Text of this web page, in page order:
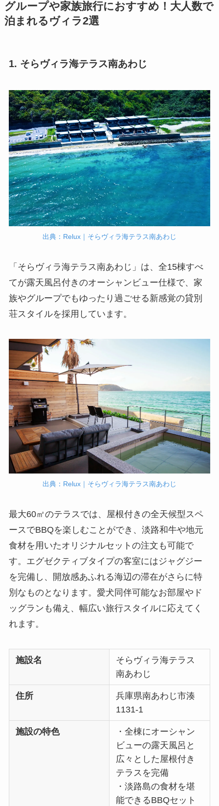
グループや家族旅行におすすめ！大人数で
泊まれるヴィラ2選
1. そらヴィラ海テラス南あわじ
出典：Relux｜そらヴィラ海テラス南あわじ
「そらヴィラ海テラス南あわじ」は、全15棟すべ
てが露天風呂付きのオーシャンビュー仕様で、家
族やグループでもゆったり過ごせる新感覚の貸別
荘スタイルを採用しています。
出典：Relux｜そらヴィラ海テラス南あわじ
最大60㎡のテラスでは、屋根付きの全天候型スペ
ースでBBQを楽しむことができ、淡路和牛や地元
食材を用いたオリジナルセットの注文も可能で
す。エグゼクティブタイプの客室にはジャグジー
を完備し、開放感あふれる海辺の滞在がさらに特
別なものとなります。愛犬同伴可能なお部屋やド
ッグランも備え、幅広い旅行スタイルに応えてく
れます。
施設名
そらヴィラ海テラス
南あわじ
住所
兵庫県南あわじ市湊
1131-1
施設の特色
・全棟にオーシャン
ビューの露天風呂と
広々とした屋根付き
テラスを完備
・淡路島の食材を堪
能できるBBQセット